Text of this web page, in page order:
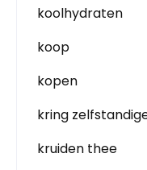
koolhydraten
koop
kopen
kring
kruiden thee